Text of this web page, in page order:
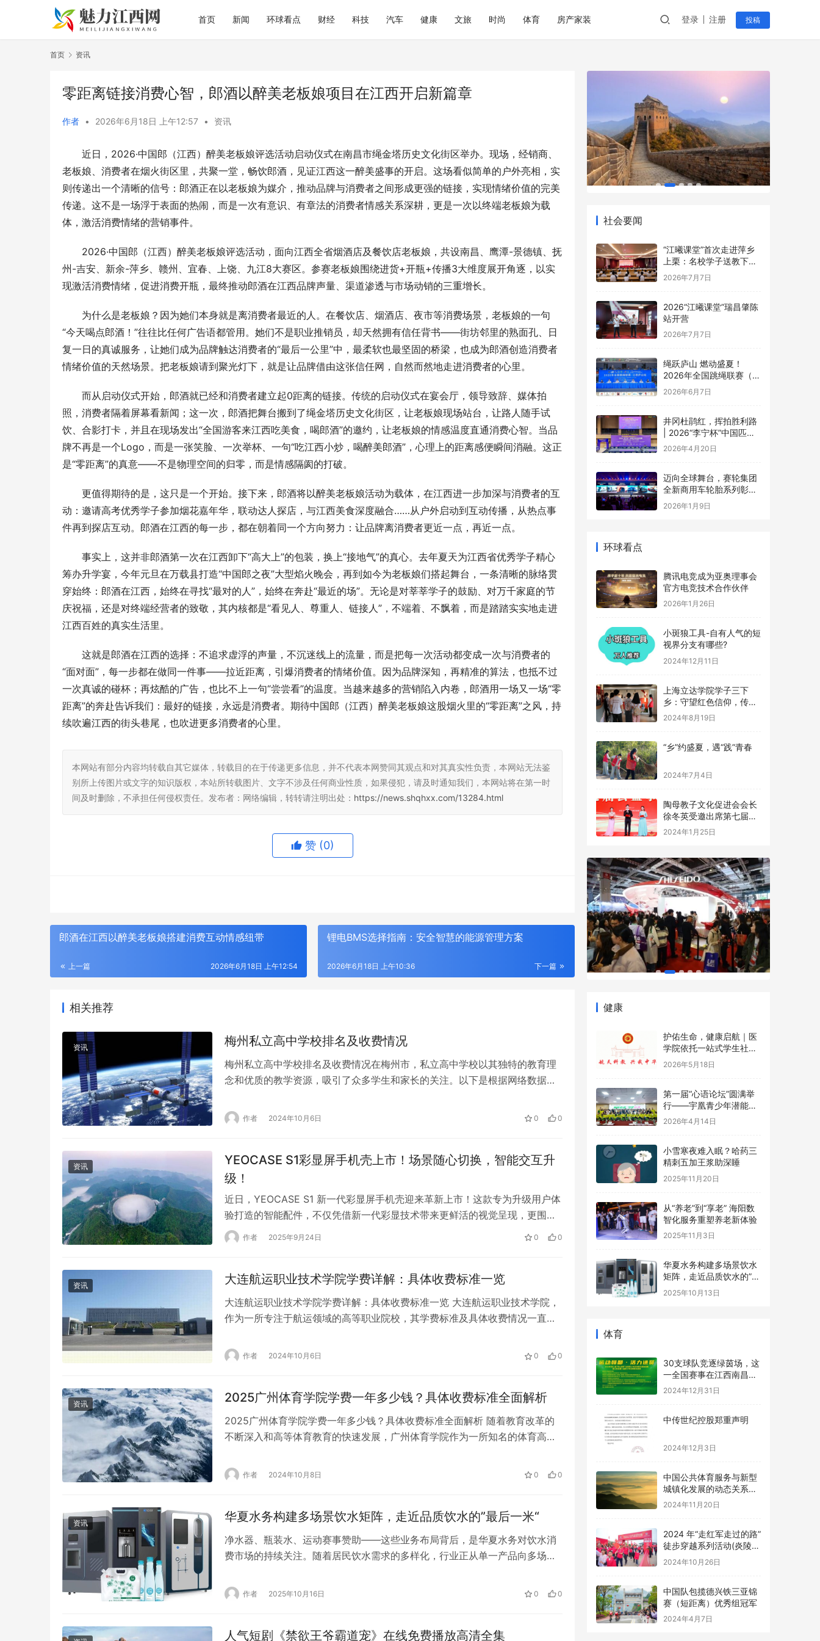
首页 新闻 环球看点 财经 科技 汽车 健康 文旅 时尚 体育 房产家装 登录 注册 投稿
首页 资讯
零距离链接消费心智，郎酒以醉美老板娘项目在江西开启新篇章
作者 • 2026年6月18日 上午12:57 • 资讯
近日，2026·中国郎（江西）醉美老板娘评选活动启动仪式在南昌市绳金塔历史文化街区举办。现场，经销商、
老板娘、消费者在烟火街区里，共聚一堂，畅饮郎酒，见证江西这一醉美盛事的开启。这场看似简单的户外亮相，实
则传递出一个清晰的信号：郎酒正在以老板娘为媒介，推动品牌与消费者之间形成更强的链接，实现情绪价值的完美
传递。这不是一场浮于表面的热闹，而是一次有意识、有章法的消费者情感关系深耕，更是一次以终端老板娘为载
体，激活消费情绪的营销事件。
2026·中国郎（江西）醉美老板娘评选活动，面向江西全省烟酒店及餐饮店老板娘，共设南昌、鹰潭-景德镇、抚
州-吉安、新余-萍乡、赣州、宜春、上饶、九江8大赛区。参赛老板娘围绕进货+开瓶+传播3大维度展开角逐，以实
现激活消费情绪，促进消费开瓶，最终推动郎酒在江西品牌声量、渠道渗透与市场动销的三重增长。
为什么是老板娘？因为她们本身就是离消费者最近的人。在餐饮店、烟酒店、夜市等消费场景，老板娘的一句
“今天喝点郎酒！”往往比任何广告语都管用。她们不是职业推销员，却天然拥有信任背书——街坊邻里的熟面孔、日
复一日的真诚服务，让她们成为品牌触达消费者的“最后一公里”中，最柔软也最坚固的桥梁，也成为郎酒创造消费者
情绪价值的天然场景。把老板娘请到聚光灯下，就是让品牌借由这张信任网，自然而然地走进消费者的心里。
而从启动仪式开始，郎酒就已经和消费者建立起0距离的链接。传统的启动仪式在宴会厅，领导致辞、媒体拍
照，消费者隔着屏幕看新闻；这一次，郎酒把舞台搬到了绳金塔历史文化街区，让老板娘现场站台，让路人随手试
饮、合影打卡，并且在现场发出“全国游客来江西吃美食，喝郎酒”的邀约，让老板娘的情感温度直通消费心智。当品
牌不再是一个Logo，而是一张笑脸、一次举杯、一句“吃江西小炒，喝醉美郎酒”，心理上的距离感便瞬间消融。这正
是“零距离”的真意——不是物理空间的归零，而是情感隔阂的打破。
更值得期待的是，这只是一个开始。接下来，郎酒将以醉美老板娘活动为载体，在江西进一步加深与消费者的互
动：邀请高考优秀学子参加烟花嘉年华，联动达人探店，与江西美食深度融合……从户外启动到互动传播，从热点事
件再到探店互动。郎酒在江西的每一步，都在朝着同一个方向努力：让品牌离消费者更近一点，再近一点。
事实上，这并非郎酒第一次在江西卸下“高大上”的包装，换上“接地气”的真心。去年夏天为江西省优秀学子精心
筹办升学宴，今年元旦在万载县打造“中国郎之夜”大型焰火晚会，再到如今为老板娘们搭起舞台，一条清晰的脉络贯
穿始终：郎酒在江西，始终在寻找“最对的人”，始终在奔赴“最近的场”。无论是对莘莘学子的鼓励、对万千家庭的节
庆祝福，还是对终端经营者的致敬，其内核都是“看见人、尊重人、链接人”，不端着、不飘着，而是踏踏实实地走进
江西百姓的真实生活里。
这就是郎酒在江西的选择：不追求虚浮的声量，不沉迷线上的流量，而是把每一次活动都变成一次与消费者的
“面对面”，每一步都在做同一件事——拉近距离，引爆消费者的情绪价值。因为品牌深知，再精准的算法，也抵不过
一次真诚的碰杯；再炫酷的广告，也比不上一句“尝尝看”的温度。当越来越多的营销陷入内卷，郎酒用一场又一场“零
距离”的奔赴告诉我们：最好的链接，永远是消费者。期待中国郎（江西）醉美老板娘这股烟火里的“零距离”之风，持
续吹遍江西的街头巷尾，也吹进更多消费者的心里。
本网站有部分内容均转载自其它媒体，转载目的在于传递更多信息，并不代表本网赞同其观点和对其真实性负责，本网站无法鉴
别所上传图片或文字的知识版权，本站所转载图片、文字不涉及任何商业性质，如果侵犯，请及时通知我们，本网站将在第一时
间及时删除，不承担任何侵权责任。发布者：网络编辑，转转请注明出处： https://news.shqhxx.com/13284.html
赞 (0)
郎酒在江西以醉美老板娘搭建消费互动情感纽带
上一篇 2026年6月18日 上午12:54
锂电BMS选择指南：安全智慧的能源管理方案
下一篇
2026年6月18日 上午10:36
相关推荐
资讯 梅州私立高中学校排名及收费情况
梅州私立高中学校排名及收费情况在梅州市，私立高中学校以其独特的教育理
念和优质的教学资源，吸引了众多学生和家长的关注。以下是根据网络数据和
校的教学质量、师资力量、硬件设施以及学生的综合素质发展等方面。 1. 梅江
作者 2024年10月6日 0 0
资讯
YEOCASE S1彩显屏手机壳上市！场景随心切换，智能交互升
级！
近日，YEOCASE S1 新一代彩显屏手机壳迎来革新上市！这款专为升级用户体
验打造的智能配件，不仅凭借新一代彩显技术带来更鲜活的视觉呈现，更围绕
多元使用场景解锁实用价值，同时在智能交互层面实现再度升级，从视觉、场
景到操作体验，全方位重塑智能手机壳的功能边界，为消费者带来耳目一新的
神器——…
作者 2025年9月24日 0 0
资讯 大连航运职业技术学院学费详解：具体收费标准一览
大连航运职业技术学院学费详解：具体收费标准一览 大连航运职业技术学院，
作为一所专注于航运领域的高等职业院校，其学费标准及具体收费情况一直备
意报考该校的考生及家长更好地了解相关费用信息。 学费标准概览大连航运职
作者 2024年10月6日 0 0
资讯 2025广州体育学院学费一年多少钱？具体收费标准全面解析
2025广州体育学院学费一年多少钱？具体收费标准全面解析 随着教育改革的
不断深入和高等体育教育的快速发展，广州体育学院作为一所知名的体育高等
生及家长而言，了解2025年的学费一年多少钱以及具体的收费标准显得尤为重
作者 2024年10月8日 0 0
资讯 华夏水务构建多场景饮水矩阵，走近品质饮水的”最后一米“
净水器、瓶装水、运动赛事赞助——这些业务布局背后，是华夏水务对饮水消
费市场的持续关注。随着居民饮水需求的多样化，行业正从单一产品向多场景
务品牌负责人表示：”我们关注饮水服务的便利性，现代人的饮水场景已延伸至
作者 2025年10月16日 0 0
人气短剧《禁欲王爷霸道宠》在线免费播放高清全集
点亮乡村少年暑期梦
2026年7月7日
2026年7月7日
西庐山站）盛大开幕
2026年6月7日
球巡回赛井冈山站圆满落
幕
2026年4月20日
中国品牌实力
2026年1月9日
2026年1月26日
2024年12月11日
革命记忆
2024年8月19日
益事业大典
2024年1月25日
开展5·12国际护士节沉浸
式健康科普游园会
2026年5月18日
长基地协办，助力青少年
心理健康事业
2026年4月14日
2025年11月20日
2025年11月3日
后一米“
2025年10月13日
贤县开赛
2024年12月31日
优化路径研究
2024年11月20日
站) 举办
2024年10月26日
2024年4月7日